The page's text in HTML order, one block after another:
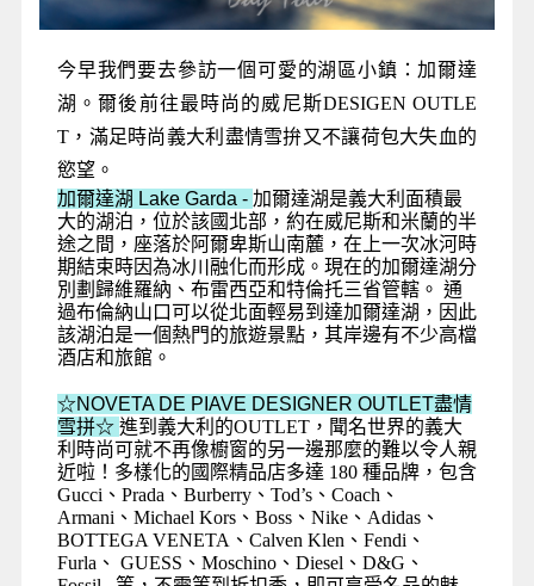
今早我們要去參訪一個可愛的湖區小鎮：加爾達
湖。爾後前往最時尚的威尼斯DESIGEN OUTLE
T，滿足時尚義大利盡情雪拚又不讓荷包大失血的
慾望。
加爾達湖 Lake Garda - 加爾達湖是義大利面積最
大的湖泊，位於該國北部，約在威尼斯和米蘭的半
途之間，座落於阿爾卑斯山南麓，在上一次冰河時
期結束時因為冰川融化而形成。現在的加爾達湖分
別劃歸維羅納、布雷西亞和特倫托三省管轄。 通
過布倫納山口可以從北面輕易到達加爾達湖，因此
該湖泊是一個熱門的旅遊景點，其岸邊有不少高檔
酒店和旅館。
☆NOVETA DE PIAVE DESIGNER OUTLET盡情
雪拼☆ 進到義大利的OUTLET，聞名世界的義大
利時尚可就不再像櫥窗的另一邊那麼的難以令人親
近啦！多樣化的國際精品店多達 180 種品牌，包含
Gucci、Prada、Burberry、Tod’s、Coach、
Armani、Michael Kors、Boss、Nike、Adidas、
BOTTEGA VENETA、Calven Klen、Fendi、
Furla、 GUESS、Moschino、Diesel、D&G、